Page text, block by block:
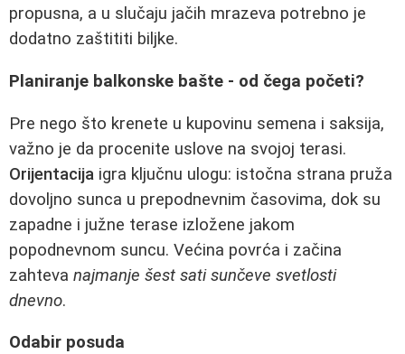
propusna, a u slučaju jačih mrazeva potrebno je
dodatno zaštititi biljke.
Planiranje balkonske bašte - od čega početi?
Pre nego što krenete u kupovinu semena i saksija,
važno je da procenite uslove na svojoj terasi.
Orijentacija igra ključnu ulogu: istočna strana pruža
dovoljno sunca u prepodnevnim časovima, dok su
zapadne i južne terase izložene jakom
popodnevnom suncu. Većina povrća i začina
zahteva najmanje šest sati sunčeve svetlosti
dnevno.
Odabir posuda